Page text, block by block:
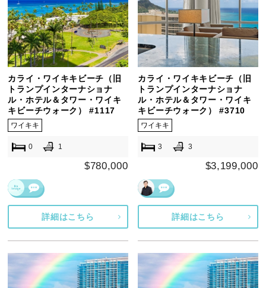
カライ・ワイキキビーチ（旧
トランプインターナショナ
ル・ホテル＆タワー・ワイキ
キビーチウォーク） #1117
ワイキキ
0 1
$780,000
詳細はこちら
カライ・ワイキキビーチ（旧
トランプインターナショナ
ル・ホテル＆タワー・ワイキ
キビーチウォーク） #3710
ワイキキ
3 3
$3,199,000
詳細はこちら